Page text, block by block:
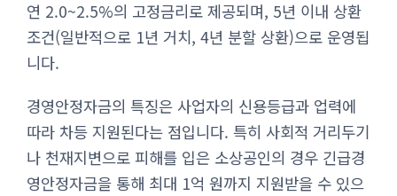
연 2.0~2.5%의 고정금리로 제공되며, 5년 이내 상환
조건(일반적으로 1년 거치, 4년 분할 상환)으로 운영됩
니다.
경영안정자금의 특징은 사업자의 신용등급과 업력에
따라 차등 지원된다는 점입니다. 특히 사회적 거리두기
나 천재지변으로 피해를 입은 소상공인의 경우 긴급경
영안정자금을 통해 최대 1억 원까지 지원받을 수 있으